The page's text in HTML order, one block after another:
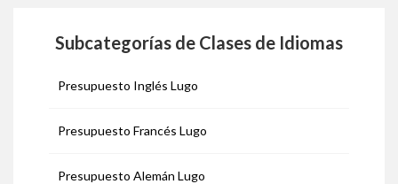
Subcategorías de Clases de Idiomas
Presupuesto Inglés Lugo
Presupuesto Francés Lugo
Presupuesto Alemán Lugo